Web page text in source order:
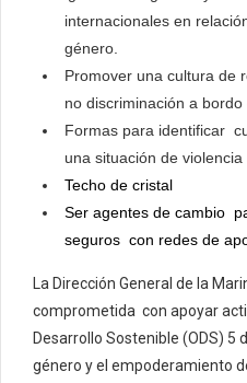
internacionales en
género.
Promover una cultura de
no discriminación a
Formas para identificar
una situación de
Techo de cristal
Ser agentes de cambio
seguros con redes de
La Dirección General de la
comprometida con apoyar
Desarrollo Sostenible (ODS) 5
género y el empoderamiento